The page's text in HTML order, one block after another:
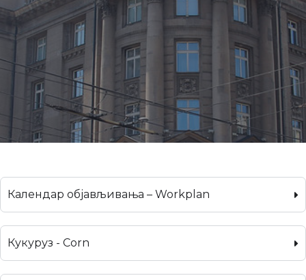
Календар објављивања – Workplan
Кукуруз - Corn